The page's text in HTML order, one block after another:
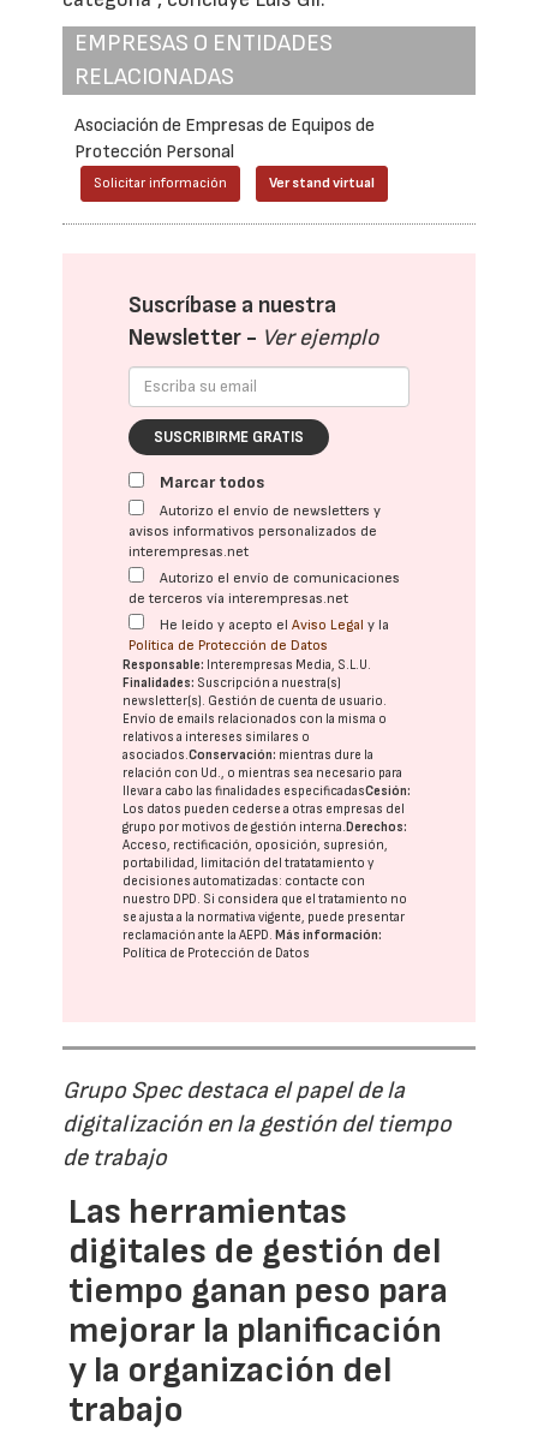
EMPRESAS O ENTIDADES
RELACIONADAS
Asociación de Empresas de Equipos de
Protección Personal
Solicitar información Ver stand virtual
Suscríbase a nuestra
Newsletter - Ver ejemplo
SUSCRIBIRME GRATIS
Marcar todos
Autorizo el envío de newsletters y
avisos informativos personalizados de
interempresas.net
Autorizo el envío de comunicaciones
de terceros vía interempresas.net
He leído y acepto elAviso Legal y la
Política de Protección de Datos
Responsable: Interempresas Media, S.L.U.
Finalidades: Suscripción a nuestra(s)
newsletter(s). Gestión de cuenta de usuario.
Envío de emails relacionados con la misma o
relativos a intereses similares o
asociados.Conservación: mientras dure la
relación con Ud., o mientras sea necesario para
llevar a cabo las finalidades especificadasCesión:
Los datos pueden cederse a otras empresas del
grupo por motivos de gestión interna.Derechos:
Acceso, rectificación, oposición, supresión,
portabilidad, limitación del tratatamiento y
decisiones automatizadas: contacte con
nuestro DPD. Si considera que el tratamiento no
se ajusta a la normativa vigente, puede presentar
reclamación ante laAEPD.Más información:
Política de Protección de Datos
Grupo Spec destaca el papel de la
digitalización en la gestión del tiempo
de trabajo
Las herramientas
digitales de gestión del
tiempo ganan peso para
mejorar la planificación
y la organización del
trabajo